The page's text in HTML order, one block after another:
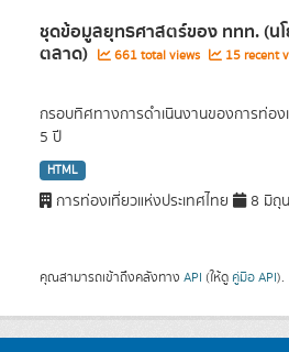
ชุดข้อมูลยุทธศาสตร์ของ ททท. (น
ตลาด) 661 total views 15 recent
กรอบทิศทางการดำเนินงานของการท่องเ
5 ปี
HTML
การท่องเที่ยวแห่งประเทศไทย 8 มิถุ
คุณสามารถเข้าถึงคลังทาง API (ให้ดู คู่มือ API).